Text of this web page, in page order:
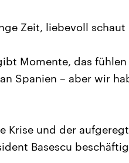
Zeit, liebevoll
Momente, das
Spanien – aber wir
Krise und der
Basescu